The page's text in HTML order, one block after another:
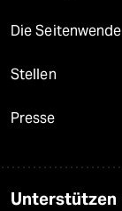
Die Seitenwende
Stellen
Presse
Unterstützen